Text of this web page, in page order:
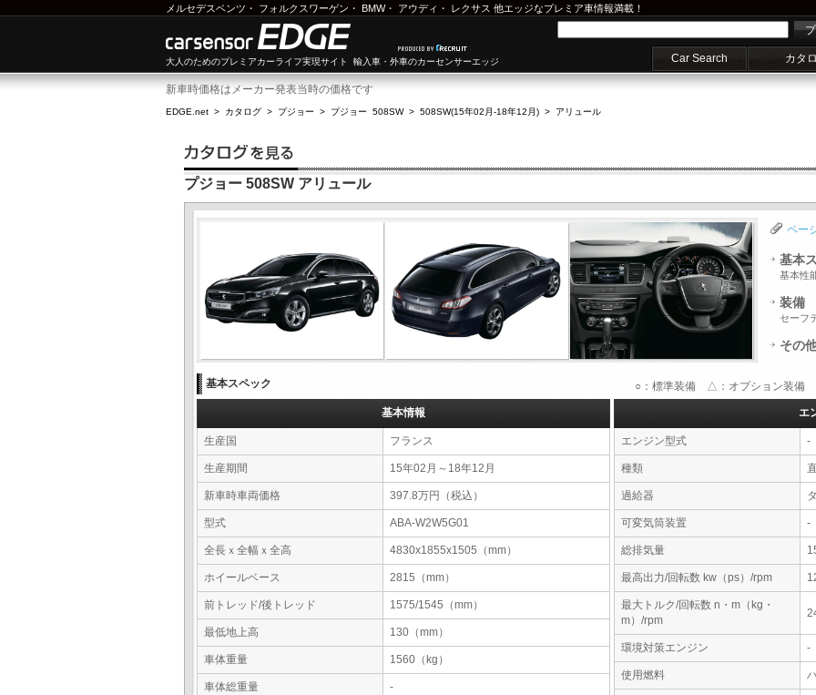
メルセデスベンツ ・ フォルクスワーゲン ・ BMW・ アウディ ・ レクサス 他エッジなプレミア車情報満載！
大人のためのプレミアカーライフ実現サイト 輸入車・外車のカーセンサーエッジ Car Search カタ
新車時価格はメーカー発表当時の価格です
EDGE.net > カタログ > プジョー > プジョー 508SW> 508SW(15年02月-18年12月) > アリュール
プジョー 508SW アリュール
ペー
基本
基本性
装備
セーフ
その
基本スペック ○：標準装備 △：オプション装備 -
基本情報
生産国 フランス
生産期間 15年02月～18年12月
新車時車両価格 397.8万円（税込）
型式 ABA-W2W5G01
全長ｘ全幅ｘ全高 4830x1855x1505（mm）
ホイールベース 2815（mm）
前トレッド/後トレッド 1575/1545（mm）
最低地上高 130（mm）
車体重量 1560（kg）
車体総重量 -
エ
エンジン型式 -
種類
過給器
可変気筒装置 -
総排気量
最高出力/回転数 kw（ps）/rpm
最大トルク/回転数 n・m（kg・
m）/rpm
環境対策エンジン -
使用燃料